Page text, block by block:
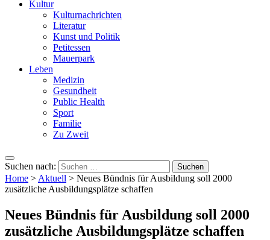
Kultur
Kulturnachrichten
Literatur
Kunst und Politik
Petitessen
Mauerpark
Leben
Medizin
Gesundheit
Public Health
Sport
Familie
Zu Zweit
Suchen nach:
Home >Aktuell > Neues Bündnis für Ausbildung soll 2000
zusätzliche Ausbildungsplätze schaffen
Neues Bündnis für Ausbildung soll 2000
zusätzliche Ausbildungsplätze schaffen